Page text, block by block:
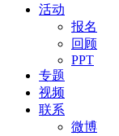
活动
报名
回顾
PPT
专题
视频
联系
微博